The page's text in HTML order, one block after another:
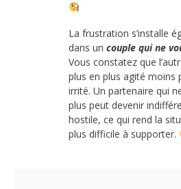
La frustration s’installe
dans un couple qui ne
Vous constatez que
plus en plus agité moins
irrité. Un partenaire qui
plus peut devenir
hostile, ce qui rend la
plus difficile à supporter.